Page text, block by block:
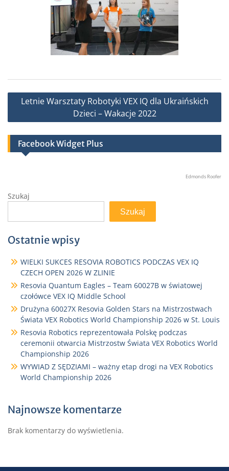
Nawigacja
Letnie Warsztaty Robotyki VEX IQ dla Ukraińskich
Dzieci – Wakacje 2022
Facebook Widget Plus
Edmonds Roofer
Szukaj
Szukaj
Ostatnie wpisy
WIELKI SUKCES RESOVIA ROBOTICS PODCZAS VEX IQ
CZECH OPEN 2026 W ZLINIE
Resovia Quantum Eagles – Team 60027B w światowej
czołówce VEX IQ Middle School
Drużyna 60027X Resovia Golden Stars na Mistrzostwach
Świata VEX Robotics World Championship 2026 w St. Louis
Resovia Robotics reprezentowała Polskę podczas
ceremonii otwarcia Mistrzostw Świata VEX Robotics World
Championship 2026
WYWIAD Z SĘDZIAMI – ważny etap drogi na VEX Robotics
World Championship 2026
Najnowsze komentarze
Brak komentarzy do wyświetlenia.